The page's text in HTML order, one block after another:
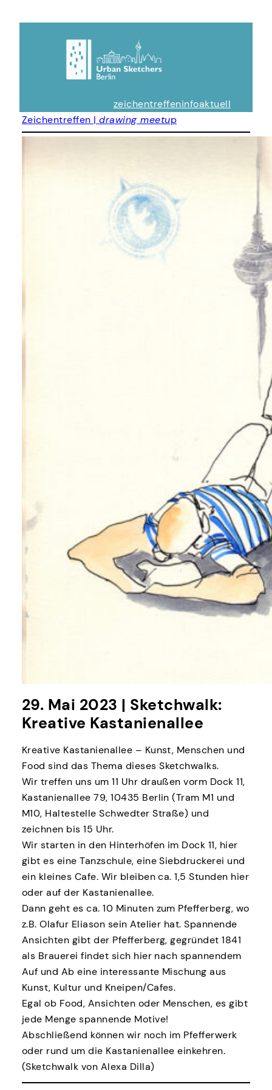
zeichentreffeninfoaktuell
Zeichentreffen |drawing meetup
29. Mai 2023 | Sketchwalk:
Kreative Kastanienallee
Kreative Kastanienallee – Kunst, Menschen und
Food sind das Thema dieses Sketchwalks.
Wir treffen uns um 11 Uhr draußen vorm Dock 11,
Kastanienallee 79, 10435 Berlin (Tram M1 und
M10, Haltestelle Schwedter Straße) und
zeichnen bis 15 Uhr.
Wir starten in den Hinterhöfen im Dock 11, hier
gibt es eine Tanzschule, eine Siebdruckerei und
ein kleines Cafe. Wir bleiben ca. 1,5 Stunden hier
oder auf der Kastanienallee.
Dann geht es ca. 10 Minuten zum Pfefferberg, wo
z.B. Olafur Eliason sein Atelier hat. Spannende
Ansichten gibt der Pfefferberg, gegründet 1841
als Brauerei findet sich hier nach spannendem
Auf und Ab eine interessante Mischung aus
Kunst, Kultur und Kneipen/Cafes.
Egal ob Food, Ansichten oder Menschen, es gibt
jede Menge spannende Motive!
Abschließend können wir noch im Pfefferwerk
oder rund um die Kastanienallee einkehren.
(Sketchwalk von Alexa Dilla)